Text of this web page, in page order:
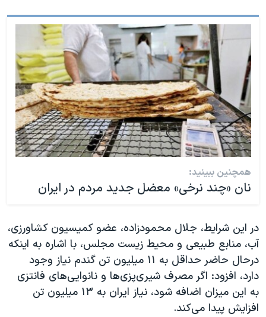
همچنین ببینید:
نان «چند نرخی» معضل جدید مردم در ایران
در این شرایط، جلال محمودزاده، عضو کمیسیون کشاورزی،
آب، منابع طبیعی و محیط زیست مجلس، با اشاره به اینکه
درحال حاضر حداقل به ۱۱ میلیون تن گندم نیاز وجود
دارد، افزود: اگر مصرف شیری‌پزی‌ها و نانوایی‌های فانتزی
به این میزان اضافه شود، نیاز ایران به ۱۳ میلیون تن
افزایش پیدا می‌کند.